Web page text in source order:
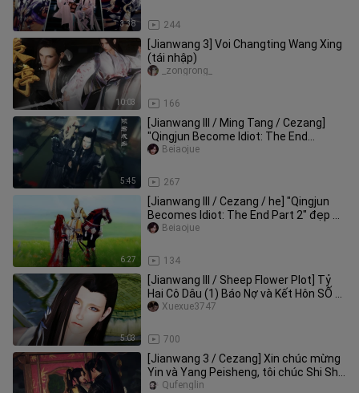
3:38 244
10:03
[Jianwang 3] Voi Changting Wang Xing
(tái nhập)
166
_zongrong_
5:45
[Jianwang III / Ming Tang / Cezang]
"Qingjun Become Idiot: The End
Chapter" Hôm nay Lu Wangye có phả
267
Beiaojue
6:27
[Jianwang III / Cezang / he] "Qingjun
Becomes Idiot: The End Part 2" đẹp đẽ
và hàn gắn những cảm xúc
134
Beiaojue
5:03
[Jianwang III / Sheep Flower Plot] Tỷ
Hai Cô Dâu (1) Báo Nợ và Kết Hôn SỐ 2
(Đáp ứng yêu cầu của bạn
700
Xuexue3747
[Jianwang 3 / Cezang] Xin chúc mừng
Yin và Yang Peisheng, tôi chúc Shi Shi
sinh nhật vui vẻ
Qufenglin